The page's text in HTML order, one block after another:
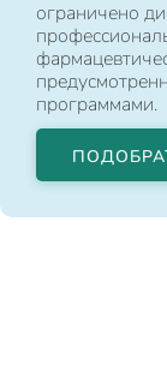
ограничено
программами.